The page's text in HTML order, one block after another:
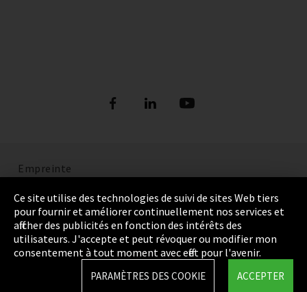
Empreinte
Politique de confidentialité
Cookie Settings
Termes et Conditions
Ce site utilise des technologies de suivi de sites Web tiers
pour fournir et améliorer continuellement nos services et
afficher des publicités en fonction des intérêts des
utilisateurs. J'accepte et peut révoquer ou modifier mon
consentement à tout moment avec effet pour l'avenir.
ACCEPTER
PARAMÈTRES DES COOKIE